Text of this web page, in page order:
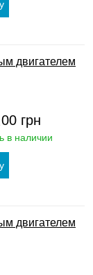
двигателем
грн
в наличии
двигателем